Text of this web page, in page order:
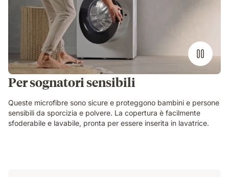
Per sognatori sensibili
Queste microfibre sono sicure e proteggono bambini e persone
sensibili da sporcizia e polvere. La copertura è facilmente
sfoderabile e lavabile, pronta per essere inserita in lavatrice.